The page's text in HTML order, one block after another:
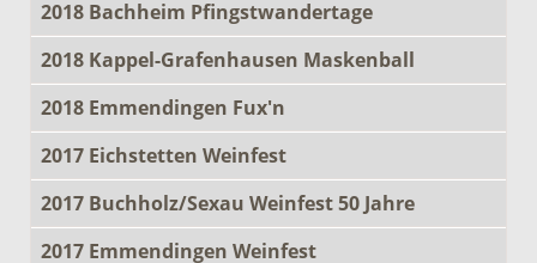
2018 Bachheim Pfingstwandertage
2018 Kappel-Grafenhausen Maskenball
2018 Emmendingen Fux'n
2017 Eichstetten Weinfest
2017 Buchholz/Sexau Weinfest 50 Jahre
2017 Emmendingen Weinfest